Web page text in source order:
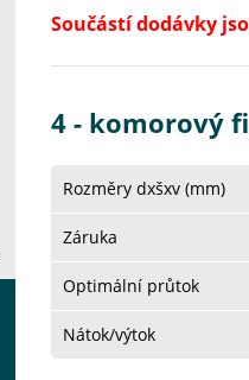
Součástí dodávky
4 - komorový
Rozměry dxšxv (mm)
Záruka
Optimální průtok
Nátok/výtok